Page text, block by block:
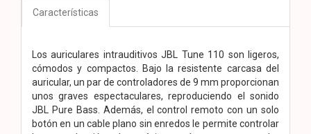
Características
Los auriculares intrauditivos JBL Tune 110 son ligeros,
cómodos y compactos. Bajo la resistente carcasa del
auricular, un par de controladores de 9 mm proporcionan
unos graves espectaculares, reproduciendo el sonido
JBL Pure Bass. Además, el control remoto con un solo
botón en un cable plano sin enredos le permite controlar